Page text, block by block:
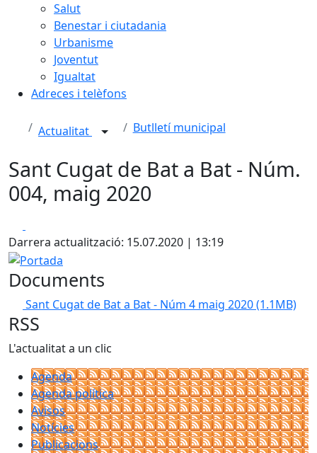
Salut
Benestar i ciutadania
Urbanisme
Joventut
Igualtat
Adreces i telèfons
Actualitat Butlletí municipal
Sant Cugat de Bat a Bat - Núm.
004, maig 2020
Darrera actualització: 15.07.2020 | 13:19
Portada
Documents
Sant Cugat de Bat a Bat - Núm 4 maig 2020(1.1MB)
RSS
L'actualitat a un clic
Agenda
Agenda política
Avisos
Notícies
Publicacions